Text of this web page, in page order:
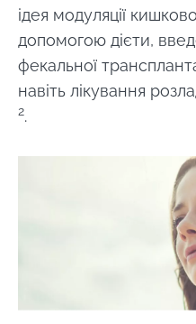
ідея модуляції
допомогою дієти,
фекальної
навіть лікування
2.